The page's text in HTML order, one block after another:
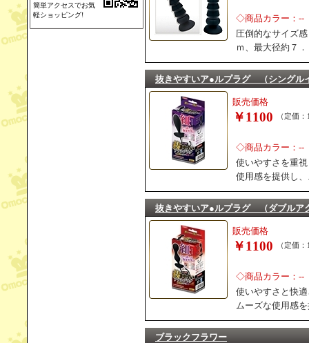
簡単アクセスでお気
軽ショッピング!
◇商品カラー：--
圧倒的なサイズ
ｍ、最大径約７
抜きやすいア●ルプラグ （シングル
販売価格
￥1100 （定価
◇商品カラー：--
使いやすさを重
使用感を提供し
抜きやすいア●ルプラグ （ダブルア
販売価格
￥1100 （定価
◇商品カラー：--
使いやすさと快
ムーズな使用感
ブラックフラワー